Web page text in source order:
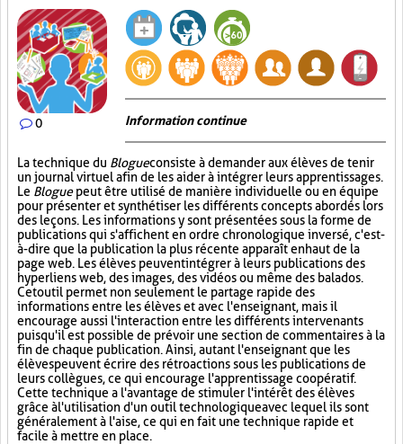
0 Information continue
La technique du Blogueconsiste à demander aux élèves de tenir
un journal virtuel afin de les aider à intégrer leurs apprentissages.
Le Bloguepeut être utilisé de manière individuelle ou en équipe
pour présenter et synthétiser les différents concepts abordés lors
des leçons. Les informations y sont présentées sous la forme de
publications qui s'affichent en ordre chronologique inversé, c'est-
à-dire que la publication la plus récente apparaît en haut de la
page web. Les élèves peuvent intégrer à leurs publications des
hyperliens web, des images, des vidéos ou même des balados.
Cet outil permet non seulement le partage rapide des
informations entre les élèves et avec l'enseignant, mais il
encourage aussi l'interaction entre les différents intervenants
puisqu'il est possible de prévoir une section de commentaires à la
fin de chaque publication. Ainsi, autant l'enseignant que les
élèves peuvent écrire des rétroactions sous les publications de
leurs collègues, ce qui encourage l'apprentissage coopératif.
Cette technique a l'avantage de stimuler l'intérêt des élèves
grâce à l'utilisation d'un outil technologique avec lequel ils sont
généralement à l'aise, ce qui en fait une technique rapide et
facile à mettre en place.